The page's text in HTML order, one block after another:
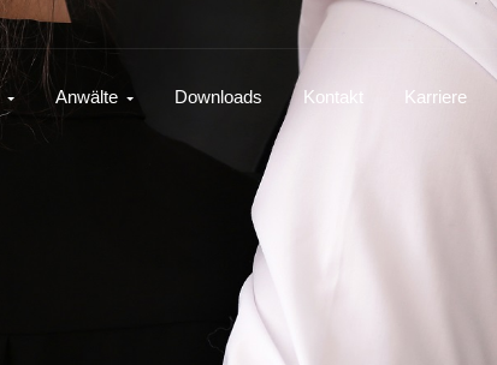
Anwälte Downloads Kontakt Karriere